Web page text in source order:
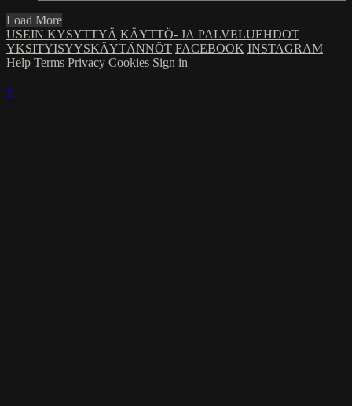
Load More
USEIN KYSYTTYÄ KÄYTTÖ- JA PALVELUEHDOT
YKSITYISYYSKÄYTÄNNÖT FACEBOOK INSTAGRAM
Help Terms Privacy Cookies Sign in
×